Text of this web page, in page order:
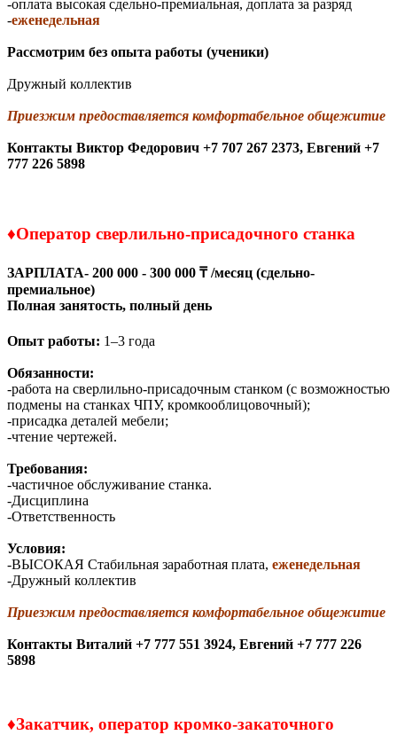
-оплата высокая сдельно-премиальная, доплата за разряд
-еженедельная
Рассмотрим без опыта работы (ученики)
Дружный коллектив
Приезжим предоставляется комфортабельное общежитие
Контакты Виктор Федорович +7 707 267 2373, Евгений +7
777 226 5898
♦Оператор сверлильно-присадочного станка
ЗАРПЛАТА- 200 000 - 300 000 ₸ /месяц (сдельно-
премиальное)
Полная занятость, полный день
Опыт работы: 1–3 года
Обязанности:
-работа на сверлильно-присадочным станком (с возможностью
подмены на станках ЧПУ, кромкооблицовочный);
-присадка деталей мебели;
-чтение чертежей.
Требования:
-частичное обслуживание станка.
-Дисциплина
-Ответственность
Условия:
-ВЫСОКАЯ Стабильная заработная плата, еженедельная
-Дружный коллектив
Приезжим предоставляется комфортабельное общежитие
Контакты Виталий +7 777 551 3924, Евгений +7 777 226
5898
♦Закатчик, оператор кромко-закаточного